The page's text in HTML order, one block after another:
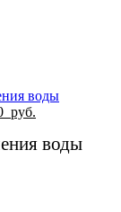
воды
руб.
214300
воды